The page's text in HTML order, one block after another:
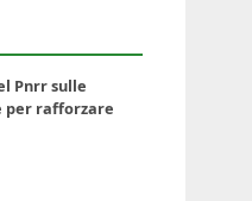
Pnrr sulle
rafforzare